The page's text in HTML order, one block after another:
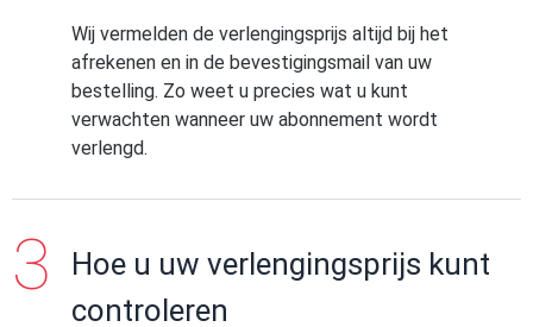
Wij vermelden de verlengingsprijs altijd bij het
afrekenen en in de bevestigingsmail van uw
bestelling. Zo weet u precies wat u kunt
verwachten wanneer uw abonnement wordt
verlengd.
Hoe u uw verlengingsprijs kunt
controleren